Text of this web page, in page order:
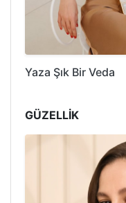
Yaza Şık Bir Veda
GÜZELLİK